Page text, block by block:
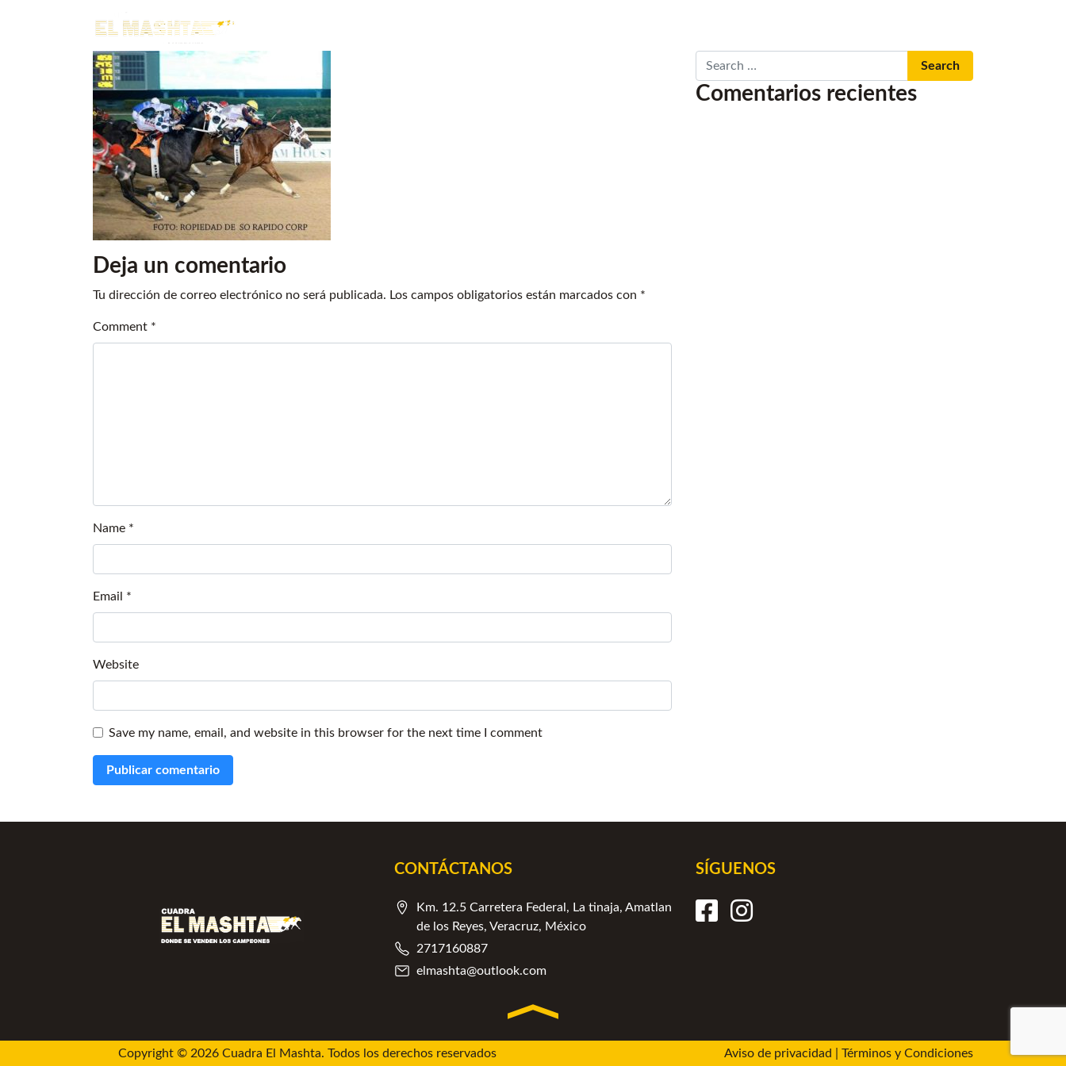
Main Navigation
Deja un comentario
Tu dirección de correo electrónico no será publicada. Los campos obligatorios están marcados con *
Comment *
Name *
Email *
Website
Save my name, email, and website in this browser for the next time I comment
Search
Comentarios recientes
CONTÁCTANOS
Km. 12.5 Carretera Federal, La tinaja, Amatlan
de los Reyes, Veracruz, México
2717160887
elmashta@outlook.com
SÍGUENOS
Copyright © 2026 Cuadra El Mashta. Todos los derechos reservados Aviso de privacidad Términos y Condiciones